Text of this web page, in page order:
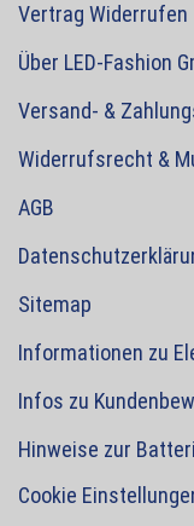
Vertrag Widerrufen
Über LED-Fashion
Versand- &
Widerrufsrecht &
AGB
Sitemap
Informationen zu
Infos zu
Hinweise zur
Cookie